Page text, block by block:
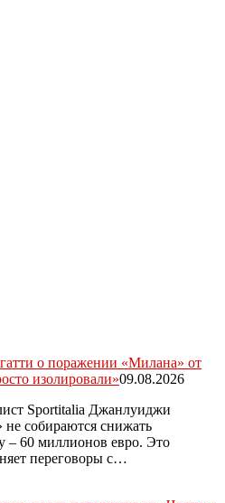
о поражении «Милана» от
изолировали»09.08.2026
Sportitalia Джанлуиджи
не собираются снижать
– 60 миллионов евро. Это
переговоры с…